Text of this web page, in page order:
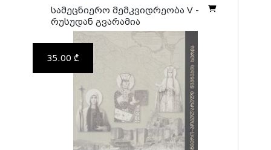
სამეცნიერო მემკვიდრეობა V -
რუსუდან გვარამია
35.00 ₾